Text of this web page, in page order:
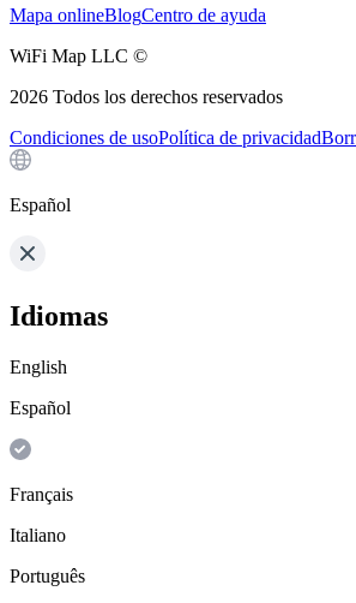
Mapa onlineBlogCentro de ayuda
WiFi Map LLC ©
2026 Todos los derechos reservados
Condiciones de usoPolítica de privacidad
Español
Idiomas
English
Español
Français
Italiano
Português